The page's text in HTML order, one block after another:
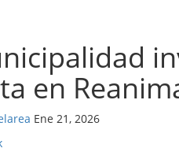
en
Ene 21, 2026